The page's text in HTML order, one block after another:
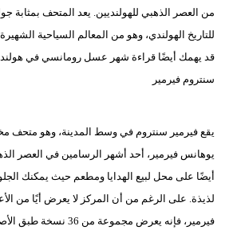
من العصر الذهبي للهولنديين. يعد المتحف بمثابة
للتاريخ الهولندي، وهو من المعالم السياحية
قد يهمك أيضًا قراءة شهر عسل رومانسي في
سنتروم فيرمير
يقع فيرمير سنتروم في وسط المدينة، وهو متحف
يوهانس فيرمير، أحد أشهر الرسامين في العصر
أيضًا على محل لبيع الهدايا ومطعم حيث يمكنك
لذيذة. على الرغم من أن المركز لا يعرض أيًا من
فيرمير، فإنه يعرض